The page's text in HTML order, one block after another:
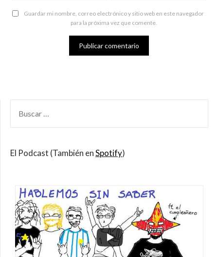
Guardar mi nombre, correo electrónico y sitio web en este navegador
para la próxima vez que comente.
POR:
El Podcast (También enSpotify)